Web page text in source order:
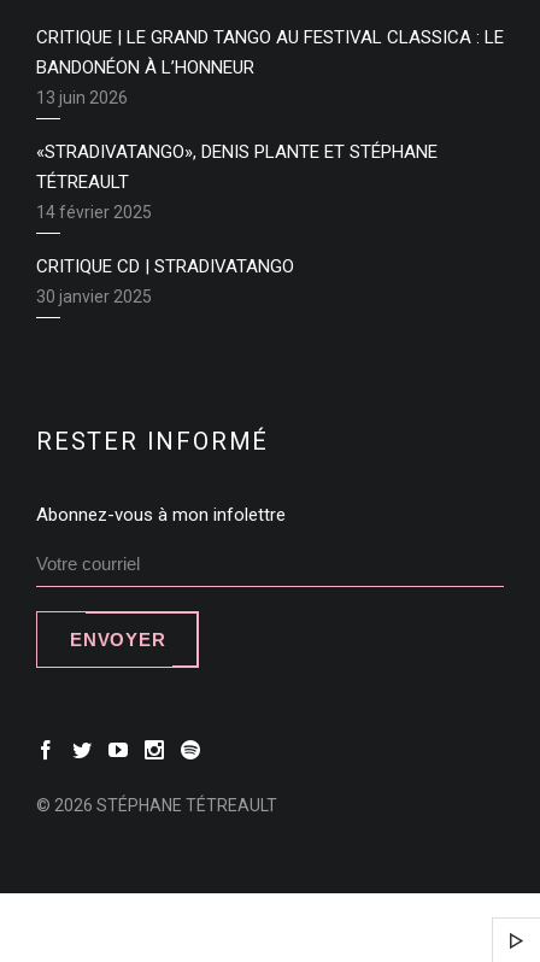
CRITIQUE | LE GRAND TANGO AU FESTIVAL CLASSICA : LE
BANDONÉON À L’HONNEUR
13 juin 2026
«STRADIVATANGO», DENIS PLANTE ET STÉPHANE
TÉTREAULT
14 février 2025
CRITIQUE CD | STRADIVATANGO
30 janvier 2025
RESTER INFORMÉ
Abonnez-vous à mon infolettre
ENVOYER
© 2026 STÉPHANE TÉTREAULT